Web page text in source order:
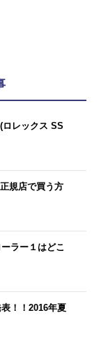
ロレックス SS
規店で買う方
ラー１はどこ
！！2016年夏